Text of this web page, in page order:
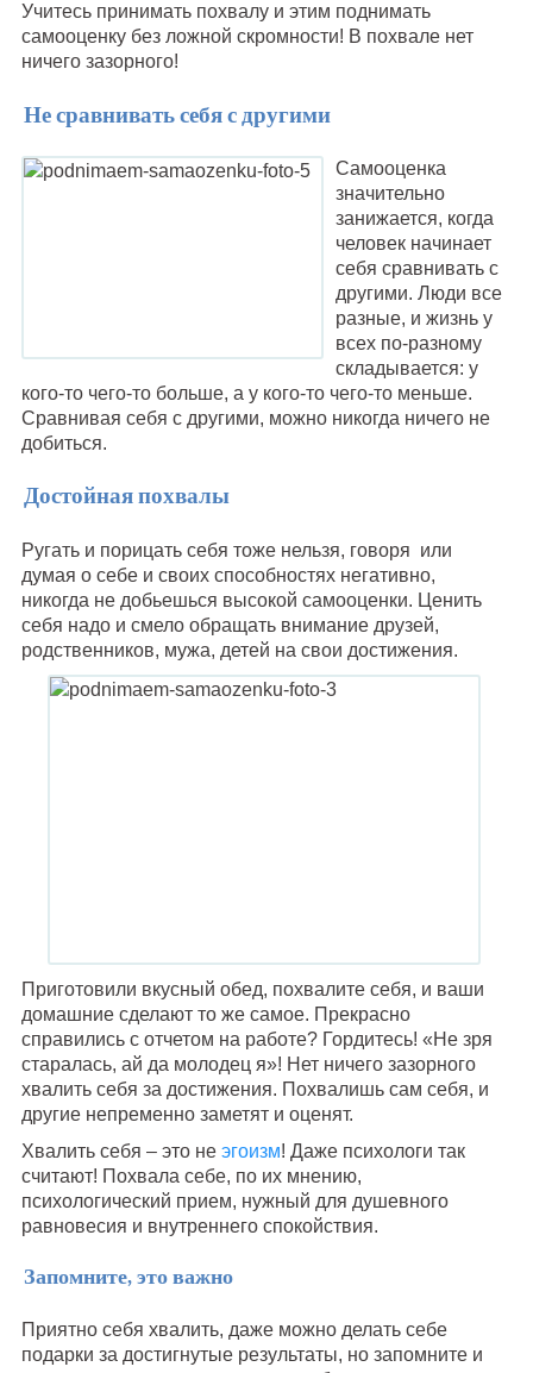
Учитесь принимать похвалу и этим поднимать
самооценку без ложной скромности! В похвале нет
ничего зазорного!
Не сравнивать себя с другими
Самооценка
значительно
занижается, когда
человек начинает
себя сравнивать с
другими. Люди все
разные, и жизнь у
всех по-разному
складывается: у
кого-то чего-то больше, а у кого-то чего-то меньше.
Сравнивая себя с другими, можно никогда ничего не
добиться.
Достойная похвалы
Ругать и порицать себя тоже нельзя, говоря или
думая о себе и своих способностях негативно,
никогда не добьешься высокой самооценки. Ценить
себя надо и смело обращать внимание друзей,
родственников, мужа, детей на свои достижения.
Приготовили вкусный обед, похвалите себя, и ваши
домашние сделают то же самое. Прекрасно
справились с отчетом на работе? Гордитесь! «Не зря
старалась, ай да молодец я»! Нет ничего зазорного
хвалить себя за достижения. Похвалишь сам себя, и
другие непременно заметят и оценят.
Хвалить себя – это не эгоизм! Даже психологи так
считают! Похвала себе, по их мнению,
психологический прием, нужный для душевного
равновесия и внутреннего спокойствия.
Запомните, это важно
Приятно себя хвалить, даже можно делать себе
подарки за достигнутые результаты, но запомните и